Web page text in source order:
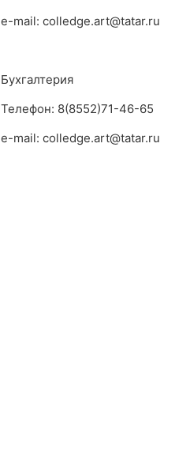
e-mail: colledge.art@tatar.ru
Бухгалтерия
Телефон: 8(8552)71-46-65
e-mail: colledge.art@tatar.ru